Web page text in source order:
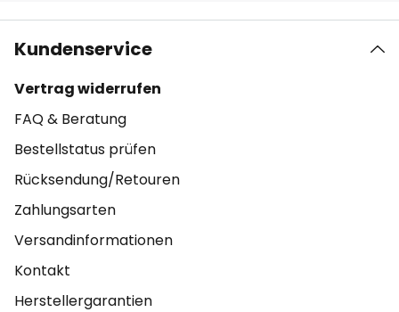
Kundenservice
Vertrag widerrufen
FAQ & Beratung
Bestellstatus prüfen
Rücksendung/Retouren
Zahlungsarten
Versandinformationen
Kontakt
Herstellergarantien